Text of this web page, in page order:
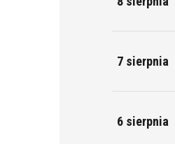
7 sierpnia
6 sierpnia